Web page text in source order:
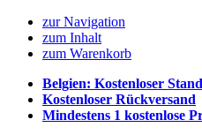
zur Navigation
zum Inhalt
zum Warenkorb
Belgien: Kostenloser
Kostenloser Rückversand
Mindestens 1 kostenlose